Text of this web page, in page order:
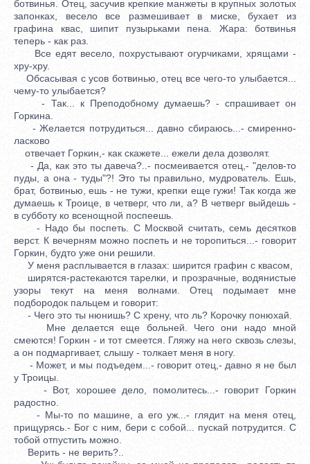
ботвинья. Отец, засучив крепкие манжеты в крупных золотых
запонках, весело все размешивает в миске, бухает из
графина квас, шипит пузырьками пена. Жара: ботвинья
теперь - как раз.
Все едят весело, похрустывают огурчиками, хрящами -
хру-хру.
Обсасывая с усов ботвинью, отец все чего-то улыбается...
чему-то улыбается?
- Так... к Преподобному думаешь? - спрашивает он
Горкина.
- Желается потрудиться... давно сбираюсь...- смиренно-
ласково
отвечает Горкин,- как скажете... ежели дела дозволят.
- Да, как это ты давеча?..- посмеивается отец,- "делов-то
пуды, а она - туды"?! Это ты правильно, мудрователь. Ешь,
брат, ботвинью, ешь - не тужи, крепки еще гужи! Так когда же
думаешь к Троице, в четверг, что ли, а? В четверг выйдешь -
в субботу ко всенощной поспеешь.
- Надо бы поспеть. С Москвой считать, семь десятков
верст. К вечерням можно поспеть и не торопиться...- говорит
Горкин, будто уже они решили.
У меня расплывается в глазах: ширится графин с квасом,
ширятся-растекаются тарелки, и прозрачные, водянистые
узоры текут на меня волнами. Отец подымает мне
подбородок пальцем и говорит:
- Чего это ты нюнишь? С хрену, что ль? Корочку понюхай.
Мне делается еще больней. Чего они надо мной
смеются! Горкин - и тот смеется. Гляжу на него сквозь слезы,
а он подмаргивает, слышу - толкает меня в ногу.
- Может, и мы подъедем...- говорит отец,- давно я не был
у Троицы.
- Вот, хорошее дело, помолитесь...- говорит Горкин
радостно.
- Мы-то по машине, а его уж...- глядит на меня отец,
прищурясь.- Бог с ним, бери с собой... пускай потрудится. С
тобой отпустить можно.
Верить - не верить?..